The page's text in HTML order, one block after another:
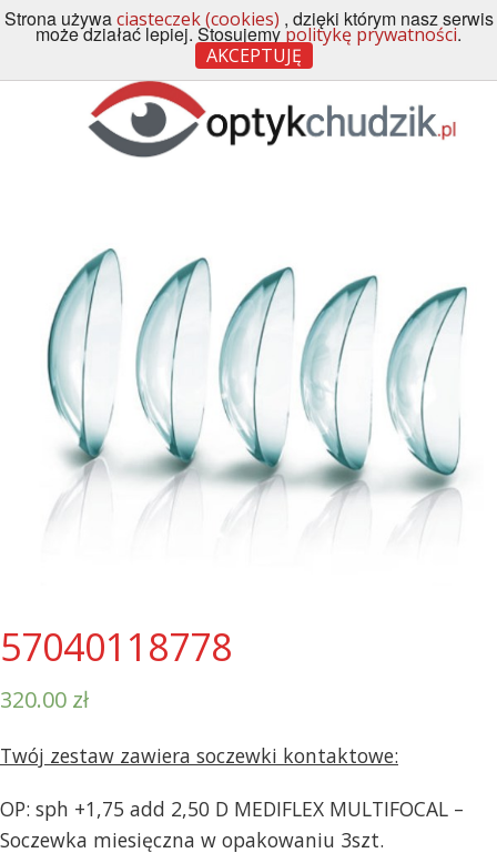
Menu
57040118778
320.00 zł
Twój zestaw zawiera soczewki kontaktowe:
OP: sph +1,75 add 2,50 D MEDIFLEX MULTIFOCAL –
Soczewka miesięczna w opakowaniu 3szt.
Strona używaciasteczek (cookies) , dzięki którym nasz serwis
może działać lepiej. Stosujemypolitykę prywatności.
AKCEPTUJĘ